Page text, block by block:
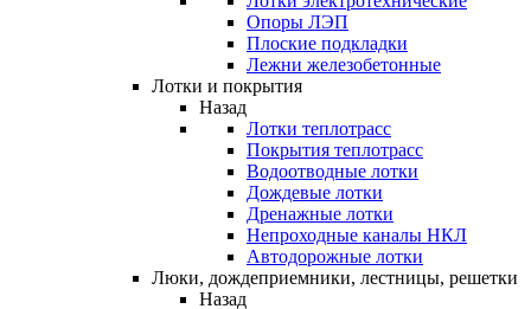
Опоры ЛЭП
Плоские подкладки
Лежни железобетонные
Лотки и покрытия
Назад
Лотки теплотрасс
Покрытия теплотрасс
Водоотводные лотки
Дождевые лотки
Дренажные лотки
Непроходные каналы НКЛ
Автодорожные лотки
Люки, дождеприемники, лестницы, решетки
Назад